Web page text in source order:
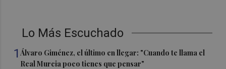
Lo Más Escuchado
1Álvaro Giménez, el último en llegar: "Cuando te llama el
Real Murcia poco tienes que pensar"